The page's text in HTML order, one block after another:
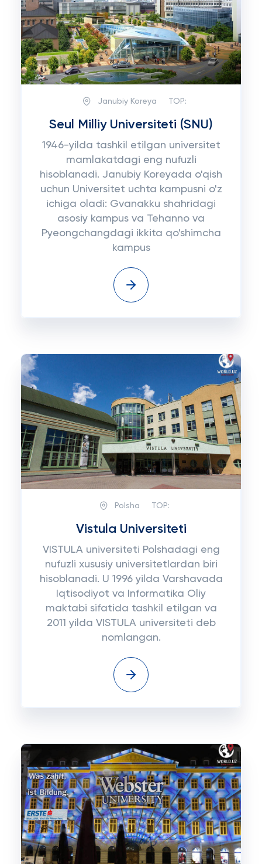
Janubiy Koreya TOP:
Seul Milliy Universiteti (SNU)
1946-yilda tashkil etilgan universitet
mamlakatdagi eng nufuzli
hisoblanadi. Janubiy Koreyada o'qish
uchun Universitet uchta kampusni o'z
ichiga oladi: Gvanakku shahridagi
asosiy kampus va Tehanno va
Pyeongchangdagi ikkita qo'shimcha
kampus
Polsha TOP:
Vistula Universiteti
VISTULA universiteti Polshadagi eng
nufuzli xususiy universitetlardan biri
hisoblanadi. U 1996 yilda Varshavada
Iqtisodiyot va Informatika Oliy
maktabi sifatida tashkil etilgan va
2011 yilda VISTULA universiteti deb
nomlangan.